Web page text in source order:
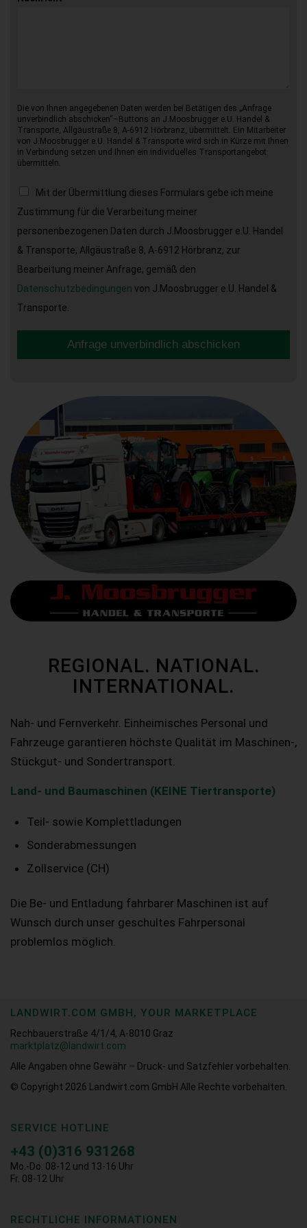
Die von Ihnen angegebenen Daten werden bei Betätigen des „Anfrage
unverbindlich abschicken“–Buttons an J.Moosbrugger e.U. Handel &
Transporte, Allgäustraße 8, A-6912 Hörbranz, übermittelt. Ein Mitarbeiter
von J.Moosbrugger e.U. Handel & Transporte wird sich in Kürze mit Ihnen
in Verbindung setzen und Ihnen ein individuelles Transportangebot
übermitteln.
Mit der Übermittlung dieses Formulars gebe ich meine
Zustimmung für die Verarbeitung meiner
personenbezogenen Daten durch J.Moosbrugger e.U. Handel
& Transporte, Allgäustraße 8, A-6912 Hörbranz, zur
Bearbeitung meiner Anfrage, gemäß den
Datenschutzbedingungen von J.Moosbrugger e.U. Handel &
Transporte.
Anfrage unverbindlich abschicken
REGIONAL. NATIONAL.
INTERNATIONAL.
Nah- und Fernverkehr. Einheimisches Personal und
Fahrzeuge garantieren höchste Qualität im Maschinen-,
Stückgut- und Sondertransport.
Land- und Baumaschinen (KEINE Tiertransporte)
Teil- sowie Komplettladungen
Sonderabmessungen
Zollservice (CH)
Die Be- und Entladung fahrbarer Maschinen ist auf
Wunsch durch unser geschultes Fahrpersonal
problemlos möglich.
LANDWIRT.COM GMBH, YOUR MARKETPLACE
Rechbauerstraße 4/1/4, A-8010 Graz
marktplatz@landwirt.com
Alle Angaben ohne Gewähr – Druck- und Satzfehler vorbehalten.
© Copyright 2026
Landwirt.com GmbH Alle Rechte vorbehalten.
SERVICE HOTLINE
+43 (0)316 931268
Mo.-Do. 08-12 und 13-16 Uhr
Fr. 08-12 Uhr
RECHTLICHE INFORMATIONEN